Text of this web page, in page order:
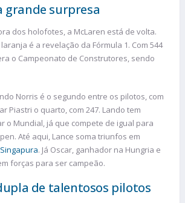
grande surpresa
dos holofotes, a McLaren está de volta.
laranja é a revelação da Fórmula 1. Com 544
o Campeonato de Construtores, sendo
Norris é o segundo entre os pilotos, com
Piastri o quarto, com 247. Lando tem
o Mundial, já que compete de igual para
Até aqui, Lance soma triunfos em
Singapura. Já Oscar, ganhador na Hungria e
forças para ser campeão.
de talentosos pilotos